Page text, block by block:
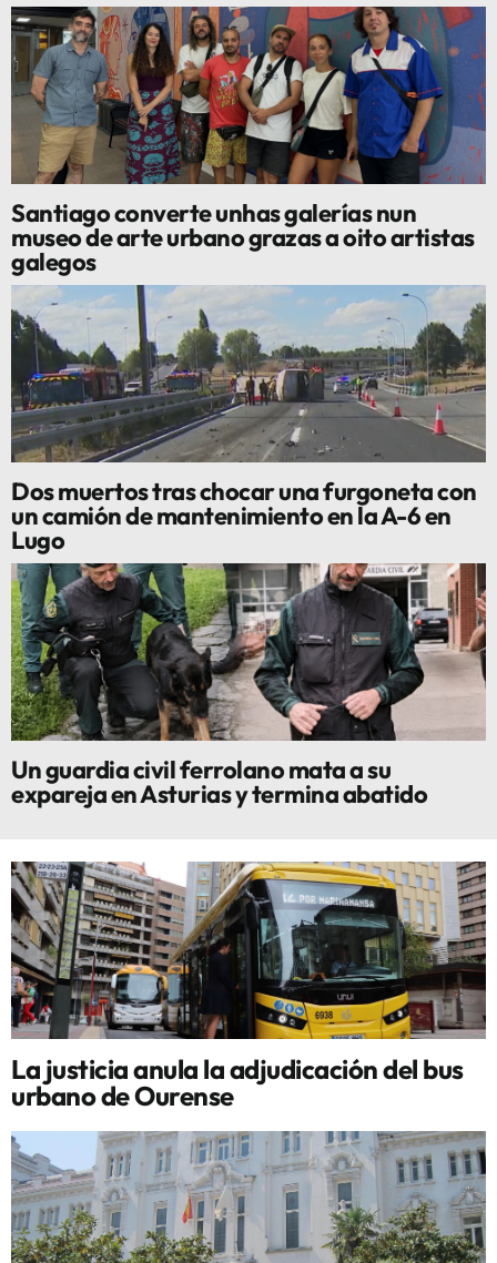
Santiago converte unhas galerías nun
museo de arte urbano grazas a oito artistas
galegos
Dos muertos tras chocar una furgoneta con
un camión de mantenimiento en la A-6 en
Lugo
Un guardia civil ferrolano mata a su
expareja en Asturias y termina abatido
La justicia anula la adjudicación del bus
urbano de Ourense